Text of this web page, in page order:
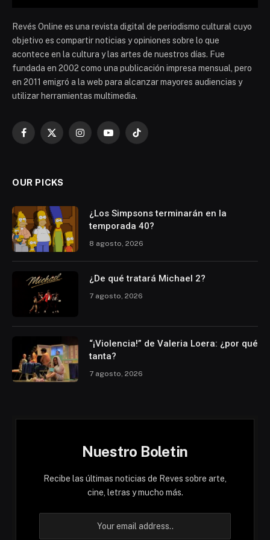
Revés Online es una revista digital de periodismo cultural cuyo
objetivo es compartir noticias y opiniones sobre lo que
acontece en la cultura y las artes de nuestros días. Fue
fundada en 2002 como una publicación impresa mensual, pero
en 2011 emigró a la web para alcanzar mayores audiencias y
utilizar herramientas multimedia.
Facebook
X
InstagramYouTubeTikTok
OUR PICKS
¿Los Simpsons terminarán en la
temporada 40?
8 agosto, 2026
¿De qué tratará Michael 2?
7 agosto, 2026
“¡Violencia!” de Valeria Loera: ¿por qué
tanta?
7 agosto, 2026
Nuestro Boletin
Recibe las últimas noticias de Reves sobre arte,
cine, letras y mucho más.